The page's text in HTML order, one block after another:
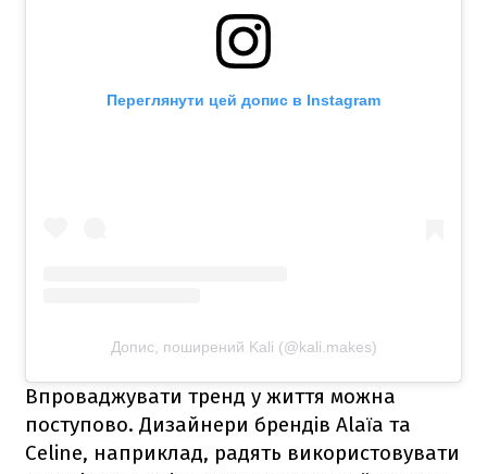
Переглянути цей допис в Instagram
Допис, поширений Kali (@kali.makes)
Впроваджувати тренд у життя можна
поступово. Дизайнери брендів Alaïa та
Celine, наприклад, радять використовувати